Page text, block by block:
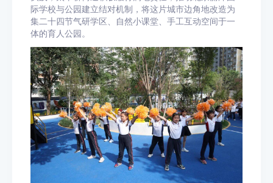
际学校与公园建立结对机制，将这片城市边角地改造为
集二十四节气研学区、自然小课堂、手工互动空间于一
体的育人公园。